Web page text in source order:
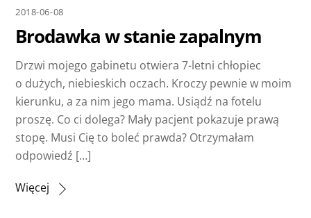
2018-06-08
Brodawka w stanie zapalnym
Drzwi mojego gabinetu otwiera 7-letni chłopiec
o dużych, niebieskich oczach. Kroczy pewnie w moim
kierunku, a za nim jego mama. Usiądź na fotelu
proszę. Co ci dolega? Mały pacjent pokazuje prawą
stopę. Musi Cię to boleć prawda? Otrzymałam
odpowiedź […]
Więcej